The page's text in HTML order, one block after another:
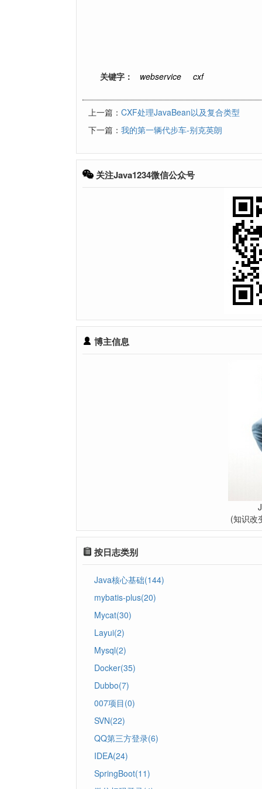
关键字： webservice cxf
上一篇： CXF处理JavaBean以及复合类型
下一篇： 我的第一辆代步车-别克英朗
关注Java1234微信公众号
博主信息
(知识改
按日志类别
Java核心基础(144)
mybatis-plus(20)
Mycat(30)
Layui(2)
Mysql(2)
Docker(35)
Dubbo(7)
007项目(0)
SVN(22)
QQ第三方登录(6)
IDEA(24)
SpringBoot(11)